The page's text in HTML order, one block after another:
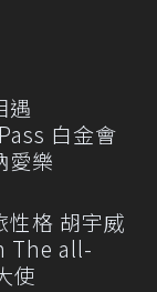
遇
白金會
愛樂
性格 胡宇威
The all-
使